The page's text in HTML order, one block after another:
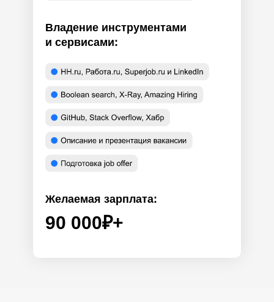
Владение инструментами
и сервисами:
90 000₽+
Желаемая зарплата: